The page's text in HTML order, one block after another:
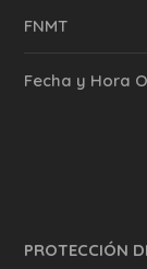
FNMT
Fecha y Hora
PROTECCIÓN